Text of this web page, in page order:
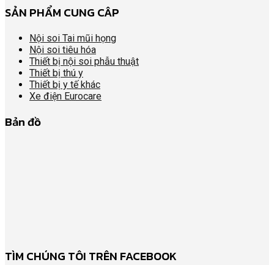
SẢN PHẨM CUNG CÂP
Nội soi Tai mũi họng
Nội soi tiêu hóa
Thiết bị nội soi phẫu thuật
Thiết bị thú y
Thiết bị y tế khác
Xe điện Eurocare
Bản đồ
TÌM CHÚNG TÔI TRÊN FACEBOOK